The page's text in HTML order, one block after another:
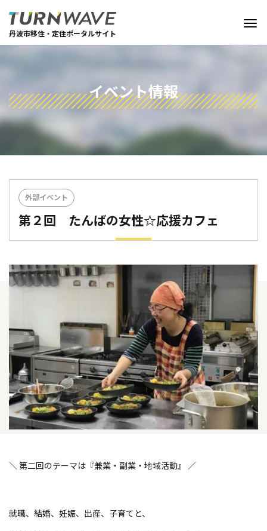
丹波市移住・定住ポータルサイト
イベント情報
外部イベント
第２回 たんばの女性☆応援カフェ
＼ 第二回のテーマは『兼業・副業・地域活動』 ／
就職、結婚、妊娠、出産、子育てと、